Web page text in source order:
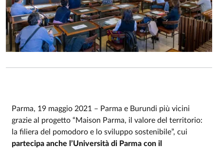
Parma, 19 maggio 2021 – Parma e Burundi più vicini
grazie al progetto “Maison Parma, il valore del territorio:
la filiera del pomodoro e lo sviluppo sostenibile”, cui
partecipa anche l’Università di Parma con il